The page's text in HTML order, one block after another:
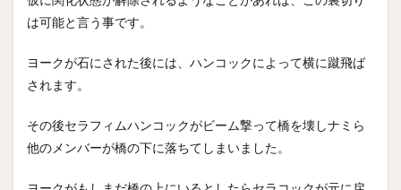
は可能と言う事です。
ヨークが石にされた後には、ハンコックによって横に蹴飛ば
されます。
その後セラフィムハンコックがビーム撃って橋を壊しナミら
他のメンバーが橋の下に落ちてしまいました。